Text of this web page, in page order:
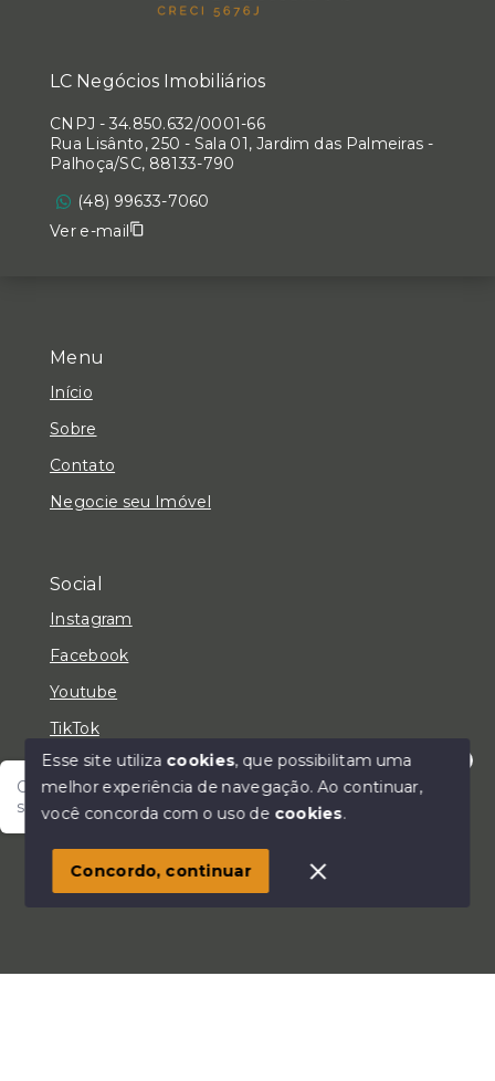
Olá! Fale com um de nossos corretores e encontre
seu lar!
Menu
Início
Sobre
Contato
Negocie seu Imóvel
Social
Instagram
Facebook
Youtube
TikTok
© Copyright 2026 - LC Negócios Imobiliários - Todos
SITE PARA IMOBILIARIA
LC Negócios Imobiliários
CNPJ - 34.850.632/0001-66
Rua Lisânto, 250 - Sala 01, Jardim das Palmeiras -
Palhoça/SC, 88133-790
(48) 99633-7060
Ver e-mail
Esse site utiliza cookies, que possibilitam uma
melhor experiência de navegação.Ao continuar,
você concorda com o uso de cookies.
Concordo, continuar